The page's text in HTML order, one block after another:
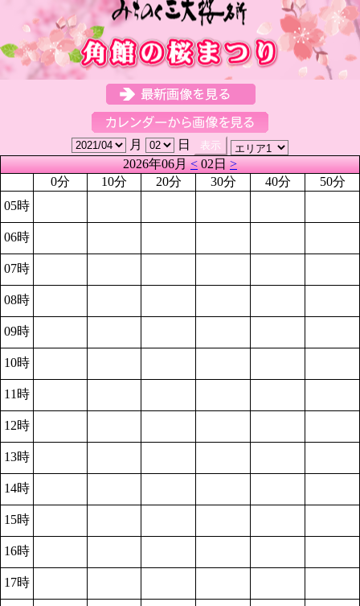
月
日
2026年06月<02日>
0分
10分 20分 30分 40分
50分
05時
06時
07時
08時
09時
10時
11時
12時
13時
14時
15時
16時
17時